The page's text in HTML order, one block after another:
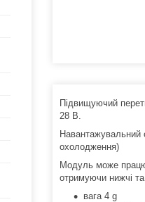
Підвищуючий
28 В.
Навантажувальний
охолодження)
Модуль може
отримуючи нижчі
вага 4 g